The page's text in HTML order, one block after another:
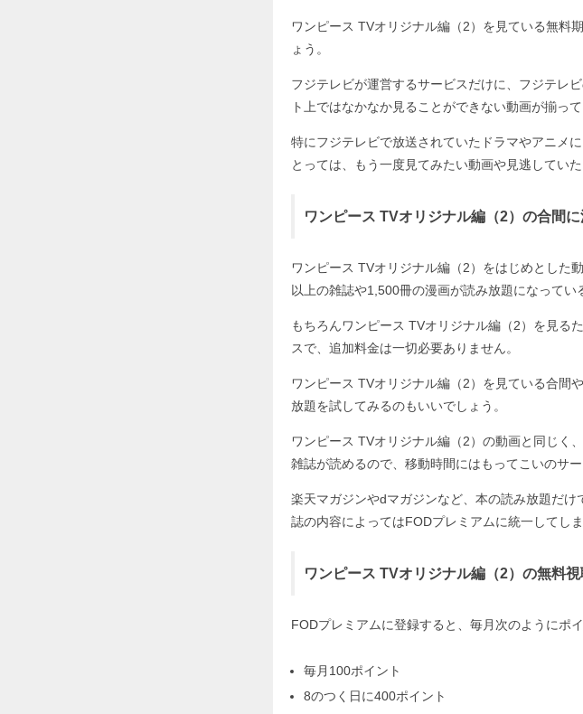
ワンピース TVオリジナル編（2）を見ている無料
ょう。
フジテレビが運営するサービスだけに、フジテレ
ト上ではなかなか見ることができない動画が揃って
特にフジテレビで放送されていたドラマやアニメ
とっては、もう一度見てみたい動画や見逃してい
ワンピース TVオリジナル編（2）の合間
ワンピース TVオリジナル編（2）をはじめとした
以上の雑誌や1,500冊の漫画が読み放題になってい
もちろんワンピース TVオリジナル編（2）を見る
スで、追加料金は一切必要ありません。
ワンピース TVオリジナル編（2）を見ている合間
放題を試してみるのもいいでしょう。
ワンピース TVオリジナル編（2）の動画と同じく
雑誌が読めるので、移動時間にはもってこいのサー
楽天マガジンやdマガジンなど、本の読み放題だ
誌の内容によってはFODプレミアムに統一してし
ワンピース TVオリジナル編（2）の無料
FODプレミアムに登録すると、毎月次のようにポ
毎月100ポイント
8のつく日に400ポイント